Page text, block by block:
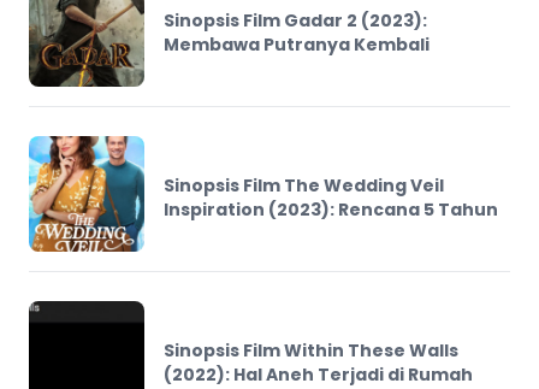
Sinopsis Film Gadar 2 (2023):
Membawa Putranya Kembali
Sinopsis Film The Wedding Veil
Inspiration (2023): Rencana 5 Tahun
Sinopsis Film Within These Walls
(2022): Hal Aneh Terjadi di Rumah